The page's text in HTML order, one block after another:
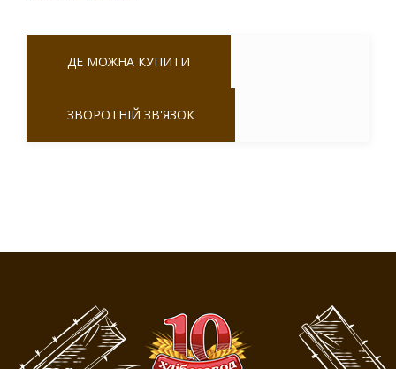
ДЕ МОЖНА КУПИТИ
ЗВОРОТНІЙ ЗВ'ЯЗОК